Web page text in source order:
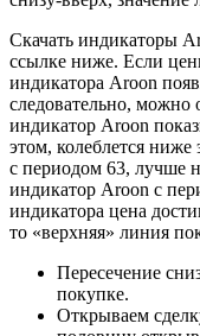
Скачать индикаторы
ссылке ниже. Если
индикатора Aroon
следовательно,
индикатор Aroon
этом, колеблется ниже
с периодом 63, лучше
индикатор Aroon c
индикатора цена
то «верхняя» линия
Пересечение
покупке.
Открываем